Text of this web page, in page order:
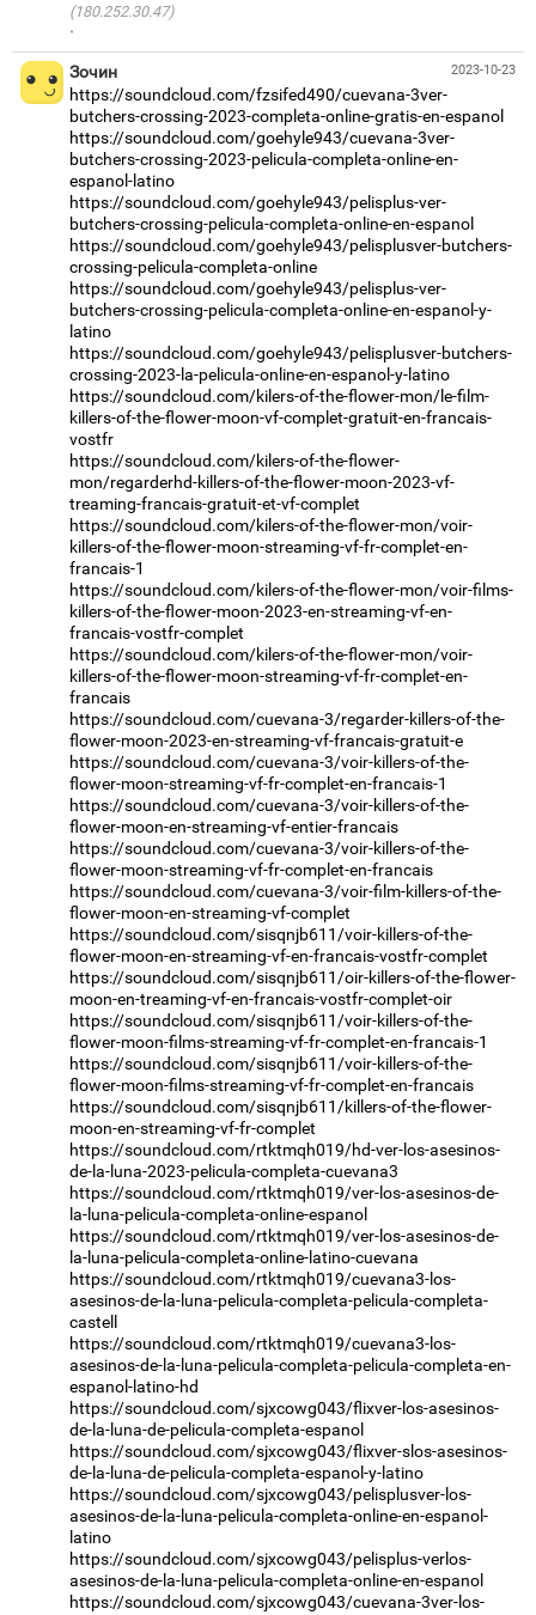
(180.252.30.47)
·
2023-10-23
Зочин
https://soundcloud.com/fzsifed490/cuevana-3ver-
butchers-crossing-2023-completa-online-gratis-en-espanol
https://soundcloud.com/goehyle943/cuevana-3ver-
butchers-crossing-2023-pelicula-completa-online-en-
espanol-latino
https://soundcloud.com/goehyle943/pelisplus-ver-
butchers-crossing-pelicula-completa-online-en-espanol
https://soundcloud.com/goehyle943/pelisplusver-butchers-
crossing-pelicula-completa-online
https://soundcloud.com/goehyle943/pelisplus-ver-
butchers-crossing-pelicula-completa-online-en-espanol-y-
latino
https://soundcloud.com/goehyle943/pelisplusver-butchers-
crossing-2023-la-pelicula-online-en-espanol-y-latino
https://soundcloud.com/kilers-of-the-flower-mon/le-film-
killers-of-the-flower-moon-vf-complet-gratuit-en-francais-
vostfr
https://soundcloud.com/kilers-of-the-flower-
mon/regarderhd-killers-of-the-flower-moon-2023-vf-
treaming-francais-gratuit-et-vf-complet
https://soundcloud.com/kilers-of-the-flower-mon/voir-
killers-of-the-flower-moon-streaming-vf-fr-complet-en-
francais-1
https://soundcloud.com/kilers-of-the-flower-mon/voir-films-
killers-of-the-flower-moon-2023-en-streaming-vf-en-
francais-vostfr-complet
https://soundcloud.com/kilers-of-the-flower-mon/voir-
killers-of-the-flower-moon-streaming-vf-fr-complet-en-
francais
https://soundcloud.com/cuevana-3/regarder-killers-of-the-
flower-moon-2023-en-streaming-vf-francais-gratuit-e
https://soundcloud.com/cuevana-3/voir-killers-of-the-
flower-moon-streaming-vf-fr-complet-en-francais-1
https://soundcloud.com/cuevana-3/voir-killers-of-the-
flower-moon-en-streaming-vf-entier-francais
https://soundcloud.com/cuevana-3/voir-killers-of-the-
flower-moon-streaming-vf-fr-complet-en-francais
https://soundcloud.com/cuevana-3/voir-film-killers-of-the-
flower-moon-en-streaming-vf-complet
https://soundcloud.com/sisqnjb611/voir-killers-of-the-
flower-moon-en-streaming-vf-en-francais-vostfr-complet
https://soundcloud.com/sisqnjb611/oir-killers-of-the-flower-
moon-en-treaming-vf-en-francais-vostfr-complet-oir
https://soundcloud.com/sisqnjb611/voir-killers-of-the-
flower-moon-films-streaming-vf-fr-complet-en-francais-1
https://soundcloud.com/sisqnjb611/voir-killers-of-the-
flower-moon-films-streaming-vf-fr-complet-en-francais
https://soundcloud.com/sisqnjb611/killers-of-the-flower-
moon-en-streaming-vf-fr-complet
https://soundcloud.com/rtktmqh019/hd-ver-los-asesinos-
de-la-luna-2023-pelicula-completa-cuevana3
https://soundcloud.com/rtktmqh019/ver-los-asesinos-de-
la-luna-pelicula-completa-online-espanol
https://soundcloud.com/rtktmqh019/ver-los-asesinos-de-
la-luna-pelicula-completa-online-latino-cuevana
https://soundcloud.com/rtktmqh019/cuevana3-los-
asesinos-de-la-luna-pelicula-completa-pelicula-completa-
castell
https://soundcloud.com/rtktmqh019/cuevana3-los-
asesinos-de-la-luna-pelicula-completa-pelicula-completa-en-
espanol-latino-hd
https://soundcloud.com/sjxcowg043/flixver-los-asesinos-
de-la-luna-de-pelicula-completa-espanol
https://soundcloud.com/sjxcowg043/flixver-slos-asesinos-
de-la-luna-de-pelicula-completa-espanol-y-latino
https://soundcloud.com/sjxcowg043/pelisplusver-los-
asesinos-de-la-luna-pelicula-completa-online-en-espanol-
latino
https://soundcloud.com/sjxcowg043/pelisplus-verlos-
asesinos-de-la-luna-pelicula-completa-online-en-espanol
https://soundcloud.com/sjxcowg043/cuevana-3ver-los-